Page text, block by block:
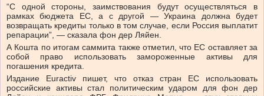
“С одной стороны, заимствования будут осуществляться в
рамках бюджета ЕС, а с другой — Украина должна будет
возвращать кредиты только в том случае, если Россия выплатит
репарации”, — сказала фон дер Ляйен.
А Кошта по итогам саммита также отметил, что ЕС оставляет за
собой право использовать замороженные активы для
погашения кредита.
Издание Euractiv пишет, что отказ стран ЕС использовать
российские активы стал политическим ударом для фон дер